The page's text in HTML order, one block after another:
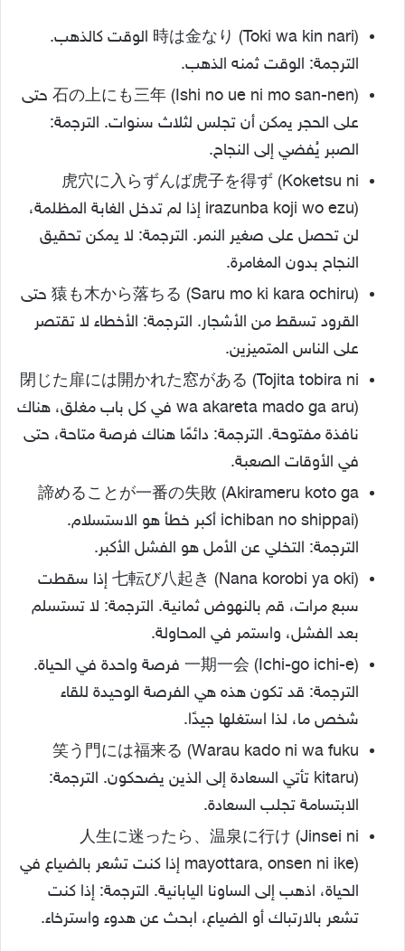
時は金なり (Toki wa kin nari) الوقت كالذهب.
الترجمة: الوقت ثمنه الذهب.
石の上にも三年 (Ishi no ue ni mo san-nen) حتى
على الحجر يمكن أن تجلس لثلاث سنوات. الترجمة:
الصبر يُفضي إلى النجاح.
虎穴に入らずんば虎子を得ず (Koketsu ni
irazunba koji wo ezu) إذا لم تدخل الغابة المظلمة،
لن تحصل على صغير النمر. الترجمة: لا يمكن تحقيق
النجاح بدون المغامرة.
猿も木から落ちる (Saru mo ki kara ochiru) حتى
القرود تسقط من الأشجار. الترجمة: الأخطاء لا تقتصر
على الناس المتميزين.
閉じた扉には開かれた窓がある (Tojita tobira ni
wa akareta mado ga aru) في كل باب مغلق، هناك
نافذة مفتوحة. الترجمة: دائمًا هناك فرصة متاحة، حتى
في الأوقات الصعبة.
諦めることが一番の失敗 (Akirameru koto ga
ichiban no shippai) أكبر خطأ هو الاستسلام.
الترجمة: التخلي عن الأمل هو الفشل الأكبر.
七転び八起き (Nana korobi ya oki) إذا سقطت
سبع مرات، قم بالنهوض ثمانية. الترجمة: لا تستسلم
بعد الفشل، واستمر في المحاولة.
一期一会 (Ichi-go ichi-e) فرصة واحدة في الحياة.
الترجمة: قد تكون هذه هي الفرصة الوحيدة للقاء
شخص ما، لذا استغلها جيدًا.
笑う門には福来る (Warau kado ni wa fuku
kitaru) تأتي السعادة إلى الذين يضحكون. الترجمة:
الابتسامة تجلب السعادة.
人生に迷ったら、温泉に行け (Jinsei ni
mayottara, onsen ni ike) إذا كنت تشعر بالضياع في
الحياة، اذهب إلى الساونا اليابانية. الترجمة: إذا كنت
تشعر بالارتباك أو الضياع، ابحث عن هدوء واسترخاء.